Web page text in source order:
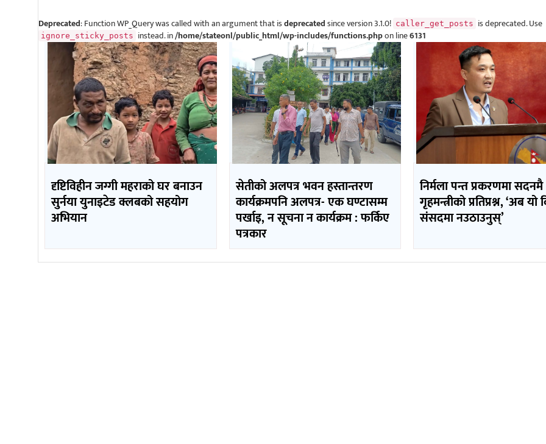
Deprecated: Function WP_Query was called with an argument that isdeprecatedsince version 3.1.0! caller_get_posts is deprecated. Use
ignore_sticky_posts instead. in/home/stateonl/public_html/wp-includes/functions.phpon line6131
दृष्टिविहीन जग्गी महराको घर बनाउन
सुर्नया युनाइटेड क्लबको सहयोग
अभियान
सेतीको अलपत्र भवन हस्तान्तरण
कार्यक्रमपनि अलपत्र- एक घण्टासम्म
पर्खाइ, न सूचना न कार्यक्रम : फर्किए
पत्रकार
निर्मला पन्त प्रकरणमा सदनमै
गृहमन्त्रीको प्रतिप्रश्न, ‘अब यो
संसदमा नउठाउनुस्’